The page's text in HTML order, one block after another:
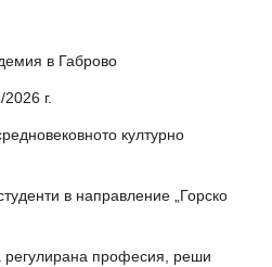
в Габрово
г.
културно
в направление „Горско
регулирана професия, реши